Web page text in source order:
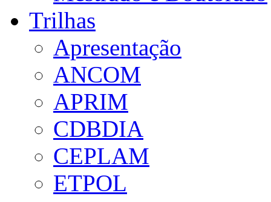
Trilhas
Apresentação
ANCOM
APRIM
CDBDIA
CEPLAM
ETPOL